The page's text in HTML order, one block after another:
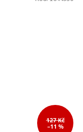
127 Kč
–11 %